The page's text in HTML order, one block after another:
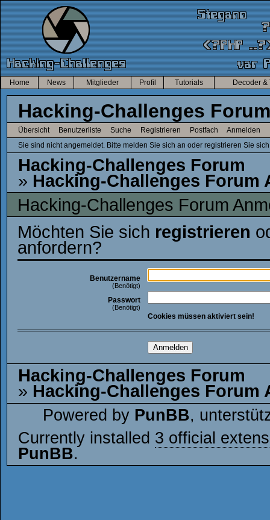
Home News Mitglieder Profil Tutorials Decoder &